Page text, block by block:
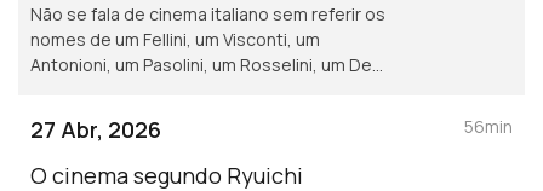
Não se fala de cinema italiano sem referir os
nomes de um Fellini, um Visconti, um
Antonioni, um Pasolini, um Rosselini, um De
27 Abr, 2026
O cinema segundo Ryuichi
56min